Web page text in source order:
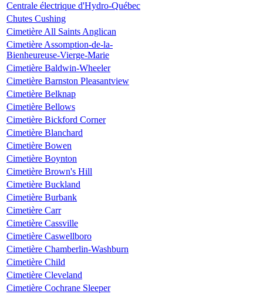
Centrale électrique d'Hydro-Québec
Chutes Cushing
Cimetière All Saints Anglican
Cimetière Assomption-de-la-
Bienheureuse-Vierge-Marie
Cimetière Baldwin-Wheeler
Cimetière Barnston Pleasantview
Cimetière Belknap
Cimetière Bellows
Cimetière Bickford Corner
Cimetière Blanchard
Cimetière Bowen
Cimetière Boynton
Cimetière Brown's Hill
Cimetière Buckland
Cimetière Burbank
Cimetière Carr
Cimetière Cassville
Cimetière Caswellboro
Cimetière Chamberlin-Washburn
Cimetière Child
Cimetière Cleveland
Cimetière Cochrane Sleeper